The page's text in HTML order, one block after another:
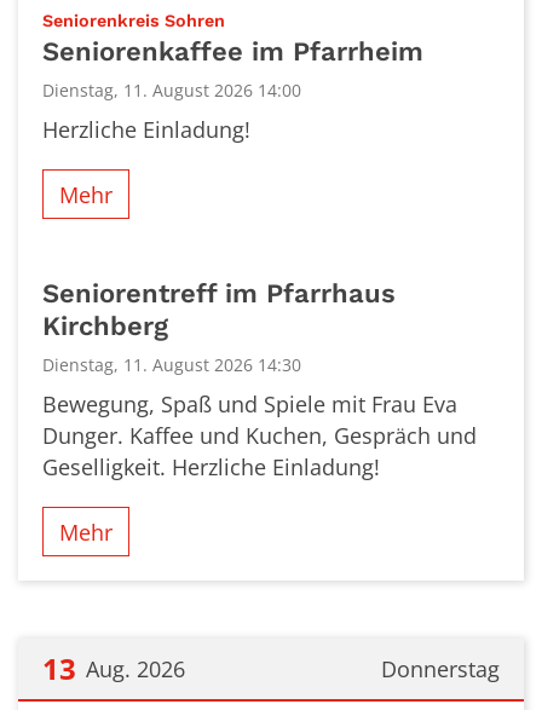
Seniorenkreis Sohren
Seniorenkaffee im Pfarrheim
Dienstag, 11. August 2026 14:00
Herzliche Einladung!
Mehr
Seniorentreff im Pfarrhaus
Kirchberg
Dienstag, 11. August 2026 14:30
Bewegung, Spaß und Spiele mit Frau Eva
Dunger. Kaffee und Kuchen, Gespräch und
Geselligkeit. Herzliche Einladung!
Mehr
Donnerstag
13 Aug. 2026